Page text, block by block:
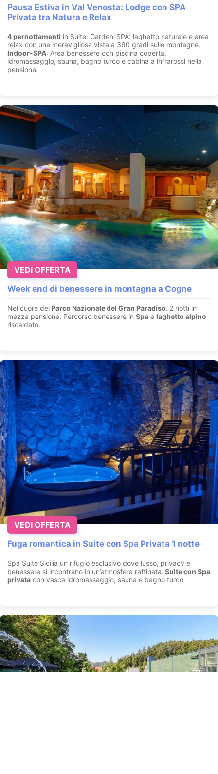
Pausa Estiva in Val Venosta: Lodge con SPA
Privata tra Natura e Relax
4 pernottamenti in Suite. Garden-SPA: laghetto naturale e area
relax con una meravigliosa vista a 360 gradi sulle montagne.
Indoor-SPA: Area benessere con piscina coperta,
idromassaggio, sauna, bagno turco e cabina a infrarossi nella
pensione.
Week end di benessere in montagna a Cogne
Nel cuore del Parco Nazionale del Gran Paradiso. 2 notti in
mezza pensione, Percorso benessere in Spa e laghetto alpino
riscaldato.
VEDI OFFERTA
Fuga romantica in Suite con Spa Privata 1 notte
Spa Suite Sicilia un rifugio esclusivo dove lusso, privacy e
benessere si incontrano in un’atmosfera raffinata. Suite con Spa
privata con vasca idromassaggio, sauna e bagno turco
VEDI OFFERTA